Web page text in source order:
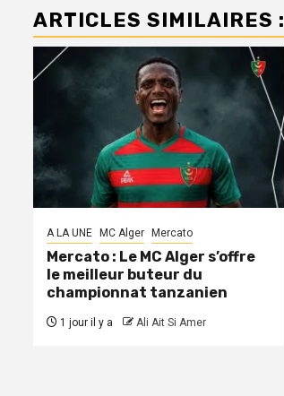
ARTICLES SIMILAIRES :
A LA UNE MC Alger Mercato
Mercato : Le MC Alger s’offre
le meilleur buteur du
championnat tanzanien
1 jour il y a Ali Ait Si Amer